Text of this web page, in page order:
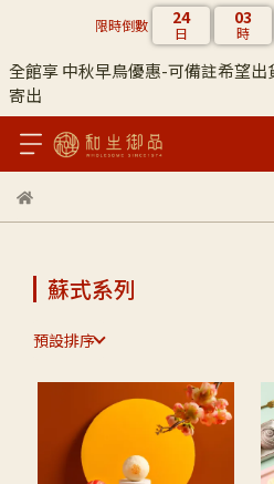
限時倒數 24
日
03
時
全館享 中秋早鳥優惠-可備註希望
寄出
蘇式系列
預設排序